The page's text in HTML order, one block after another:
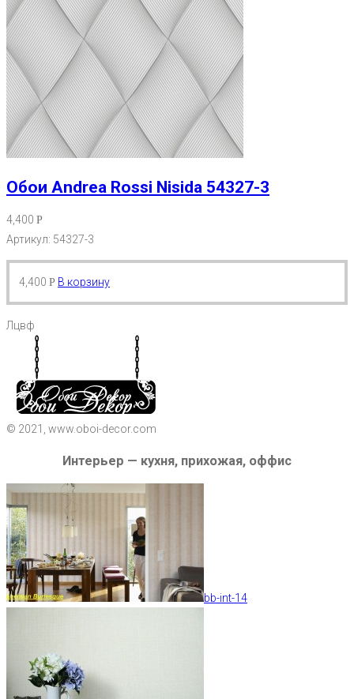
Обои Andrea Rossi Nisida 54327-3
4,400 Р
Артикул: 54327-3
4,400 Р В корзину
Лцвф
© 2021, www.oboi-decor.com
Интерьер — кухня, прихожая, оффис
bb-int-14